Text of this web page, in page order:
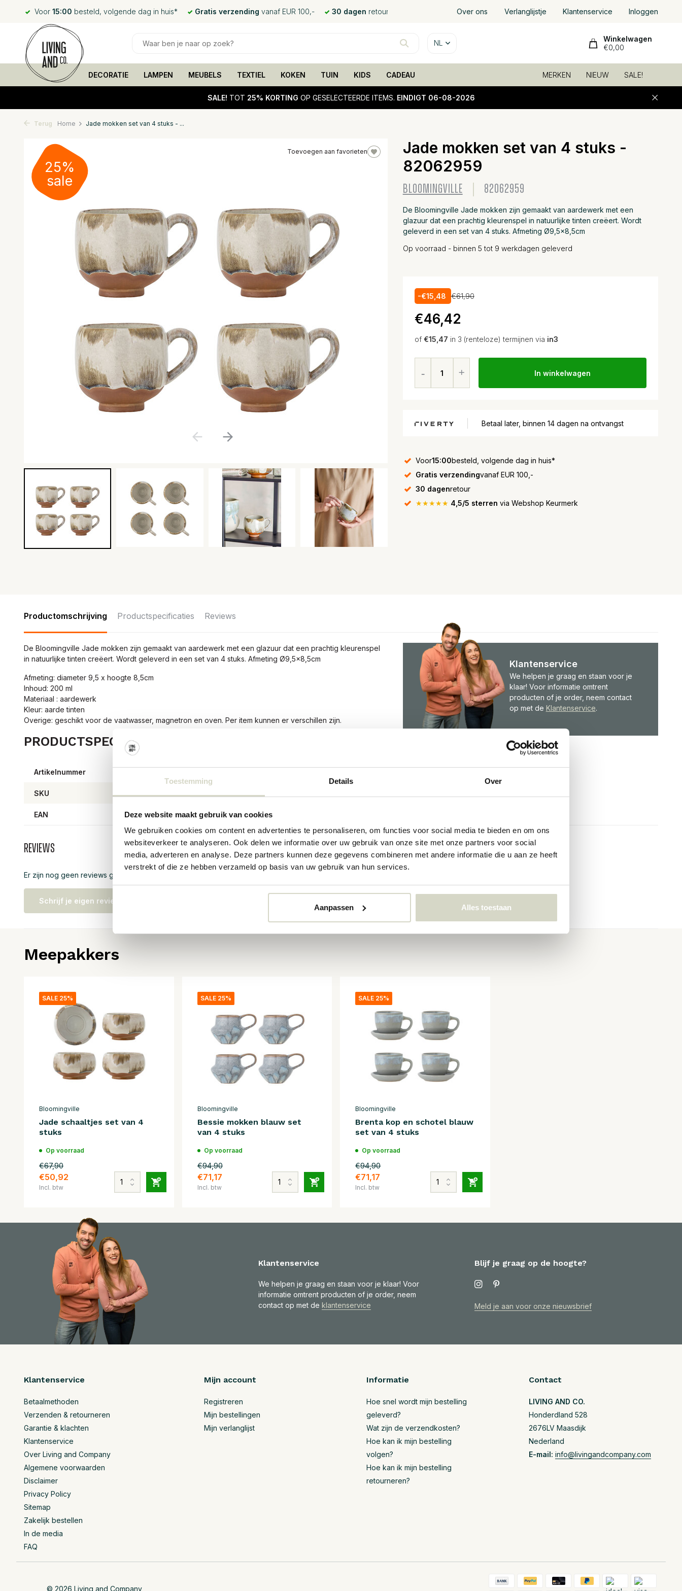
Toestemming Details Over
Deze website maakt gebruik van cookies
We gebruiken cookies om content en advertenties te personaliseren, om functies voor social media te bieden en om ons
websiteverkeer te analyseren. Ook delen we informatie over uw gebruik van onze site met onze partners voor social
media, adverteren en analyse. Deze partners kunnen deze gegevens combineren met andere informatie die u aan ze heeft
verstrekt of die ze hebben verzameld op basis van uw gebruik van hun services.
Aanpassen Alles toestaan
Voor 15:00 besteld, volgende dag in huis* Gratis verzending vanaf EUR 100,- 30 dagen retour Over ons Verlanglijstje Klantenservice Inloggen
NL
Winkelwagen
€0,00
DECORATIE LAMPEN MEUBELS TEXTIEL KOKEN TUIN KIDS CADEAU MERKEN NIEUW SALE!
SALE! TOT 25% KORTING OP GESELECTEERDE ITEMS. EINDIGT 06-08-2026
Terug Home Jade mokken set van 4 stuks - ...
Toevoegen aan favorieten
25%
sale
25%
sale
Jade mokken set van 4 stuks -
82062959
BLOOMINGVILLE 82062959
De Bloomingville Jade mokken zijn gemaakt van aardewerk met een
glazuur dat een prachtig kleurenspel in natuurlijke tinten creëert. Wordt
geleverd in een set van 4 stuks. Afmeting Ø9,5x8,5cm
Op voorraad - binnen 5 tot 9 werkdagen geleverd
-€15,48 €61,90
€46,42
of €15,47 in 3 (renteloze) termijnen via in3
In winkelwagen
Betaal later, binnen 14 dagen na ontvangst
Voor15:00besteld, volgende dag in huis*
Gratis verzendingvanaf EUR 100,-
30 dagenretour
★★★★★ 4,5/5 sterren via Webshop Keurmerk
Productomschrijving Productspecificaties Reviews
De Bloomingville Jade mokken zijn gemaakt van aardewerk met een glazuur dat een prachtig kleurenspel
in natuurlijke tinten creëert. Wordt geleverd in een set van 4 stuks. Afmeting Ø9,5x8,5cm
Afmeting: diameter 9,5 x hoogte 8,5cm
Inhoud: 200 ml
Materiaal : aardewerk
Kleur: aarde tinten
Overige: geschikt voor de vaatwasser, magnetron en oven. Per item kunnen er verschillen zijn.
PRODUCTSPECIFICATIES
Artikelnummer
SKU 82062959
EAN 5711173349937
Klantenservice
We helpen je graag en staan voor je
klaar! Voor informatie omtrent
producten of je order, neem contact
op met de Klantenservice.
Reviews
Er zijn nog geen reviews geschreven over dit product..
Schrijf je eigen review
Meepakkers
SALE 25%
Bloomingville
Jade schaaltjes set van 4
stuks
Op voorraad
€67,90
€50,92
Incl. btw
SALE 25%
Bloomingville
Bessie mokken blauw set
van 4 stuks
Op voorraad
€94,90
€71,17
Incl. btw
SALE 25%
Bloomingville
Brenta kop en schotel blauw
set van 4 stuks
Op voorraad
€94,90
€71,17
Incl. btw
Klantenservice
We helpen je graag en staan voor je klaar! Voor
informatie omtrent producten of je order, neem
contact op met de klantenservice
Blijf je graag op de hoogte?
Meld je aan voor onze nieuwsbrief
Klantenservice
Betaalmethoden
Verzenden & retourneren
Garantie & klachten
Klantenservice
Over Living and Company
Algemene voorwaarden
Disclaimer
Privacy Policy
Sitemap
Zakelijk bestellen
In de media
FAQ
Mijn account
Registreren
Mijn bestellingen
Mijn verlanglijst
Informatie
Hoe snel wordt mijn bestelling
geleverd?
Wat zijn de verzendkosten?
Hoe kan ik mijn bestelling
volgen?
Hoe kan ik mijn bestelling
retourneren?
Contact
LIVING AND CO.
Honderdland 528
2676LV Maasdijk
Nederland
E-mail: info@livingandcompany.com
© 2026 Living and Company